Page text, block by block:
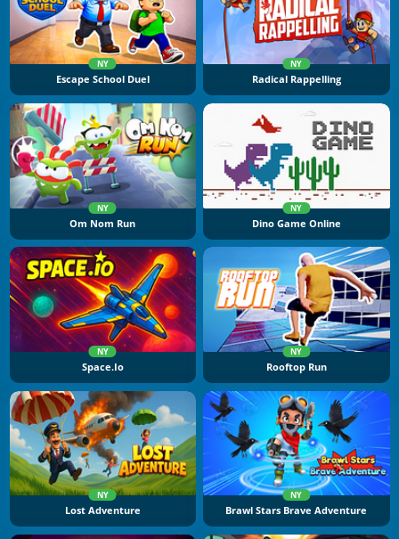
NY
Escape School Duel
NY
Radical Rappelling
NY
Om Nom Run
NY
Dino Game Online
NY
Space.io
NY
Rooftop Run
NY
Lost Adventure
NY
Brawl Stars Brave Adventure